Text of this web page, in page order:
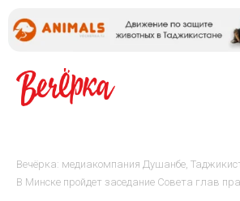
Вечёрка: медиакомпания Душанбе,
В Минске пройдет заседание Совета глав